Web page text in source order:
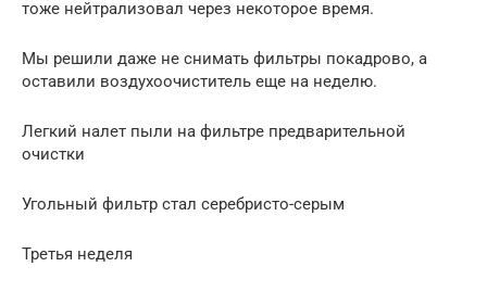
тоже нейтрализовал через некоторое время.
Мы решили даже не снимать фильтры покадрово, а
оставили воздухоочиститель еще на неделю.
Легкий налет пыли на фильтре предварительной
очистки
Угольный фильтр стал серебристо-серым
Третья неделя